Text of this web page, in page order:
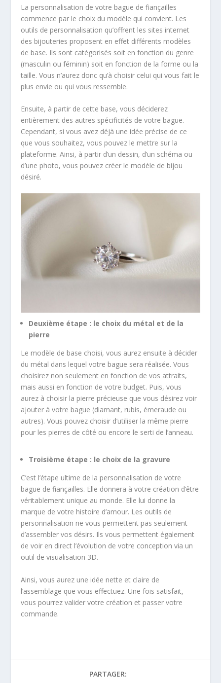
La personnalisation de votre bague de fiançailles
commence par le choix du modèle qui convient. Les
outils de personnalisation qu’offrent les sites internet
des bijouteries proposent en effet différents modèles
de base. Ils sont catégorisés soit en fonction du genre
(masculin ou féminin) soit en fonction de la forme ou la
taille. Vous n’aurez donc qu’à choisir celui qui vous fait le
plus envie ou qui vous ressemble.
Ensuite, à partir de cette base, vous déciderez
entièrement des autres spécificités de votre bague.
Cependant, si vous avez déjà une idée précise de ce
que vous souhaitez, vous pouvez le mettre sur la
plateforme. Ainsi, à partir d’un dessin, d’un schéma ou
d’une photo, vous pouvez créer le modèle de bijou
désiré.
Deuxième étape : le choix du métal et de la
pierre
Le modèle de base choisi, vous aurez ensuite à décider
du métal dans lequel votre bague sera réalisée. Vous
choisirez non seulement en fonction de vos attraits,
mais aussi en fonction de votre budget. Puis, vous
aurez à choisir la pierre précieuse que vous désirez voir
ajouter à votre bague (diamant, rubis, émeraude ou
autres). Vous pouvez choisir d’utiliser la même pierre
pour les pierres de côté ou encore le serti de l’anneau.
Troisième étape : le choix de la gravure
C’est l’étape ultime de la personnalisation de votre
bague de fiançailles. Elle donnera à votre création d’être
véritablement unique au monde. Elle lui donne la
marque de votre histoire d’amour. Les outils de
personnalisation ne vous permettent pas seulement
d’assembler vos désirs. Ils vous permettent également
de voir en direct l’évolution de votre conception via un
outil de visualisation 3D.
Ainsi, vous aurez une idée nette et claire de
l’assemblage que vous effectuez. Une fois satisfait,
vous pourrez valider votre création et passer votre
commande.
PARTAGER: